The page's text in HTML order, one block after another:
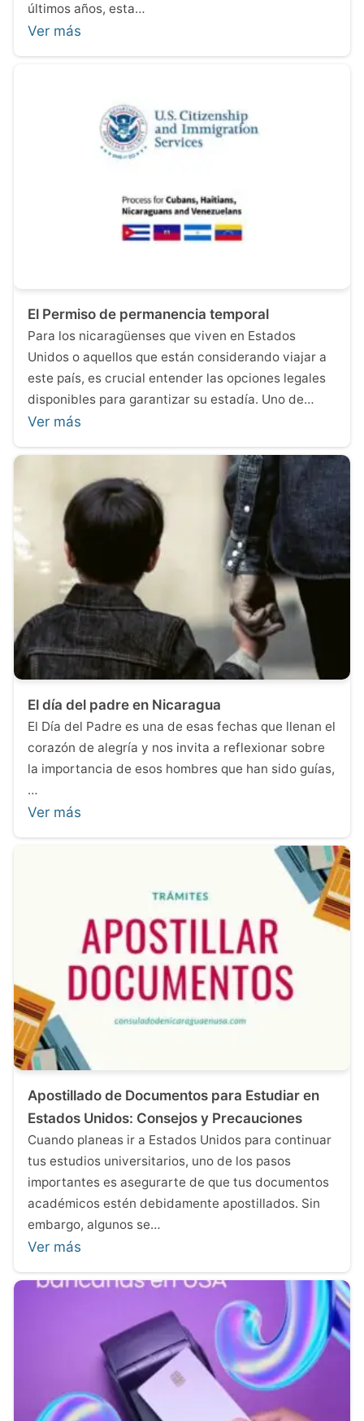
últimos años, esta…
Ver más
El Permiso de permanencia temporal
Para los nicaragüenses que viven en Estados
Unidos o aquellos que están considerando viajar a
este país, es crucial entender las opciones legales
disponibles para garantizar su estadía. Uno de…
Ver más
El día del padre en Nicaragua
El Día del Padre es una de esas fechas que llenan el
corazón de alegría y nos invita a reflexionar sobre
la importancia de esos hombres que han sido guías,
…
Ver más
Apostillado de Documentos para Estudiar en
Estados Unidos: Consejos y Precauciones
Cuando planeas ir a Estados Unidos para continuar
tus estudios universitarios, uno de los pasos
importantes es asegurarte de que tus documentos
académicos estén debidamente apostillados. Sin
embargo, algunos se…
Ver más